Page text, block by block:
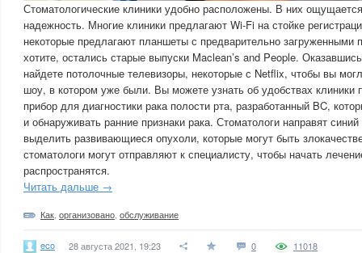
Стоматологические клиники удобно расположены. В них
надежность. Многие клиники предлагают Wi-Fi на стойке
некоторые предлагают планшеты с предварительно
хотите, остались старые выпуски Maclean’s and People.
найдете потолочные телевизоры, некоторые с Netflix, чтобы вы
шоу, в котором уже были. Вы можете узнать об удобствах клиники
прибор для диагностики рака полости рта, разработанный BC,
и обнаруживать ранние признаки рака. Стоматологи направят
выделить развивающиеся опухоли, которые могут быть
стоматологи могут отправляют к специалисту, чтобы начать
распространятся.
Читать дальше →
Как организовано обслуживание
eco 28 августа 2021, 19:23 0 11018